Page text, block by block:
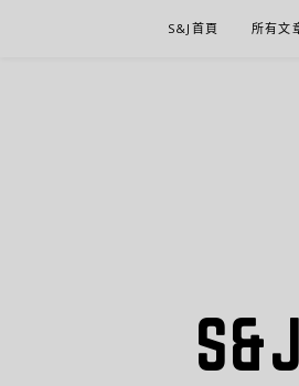
S&J首頁 所有文